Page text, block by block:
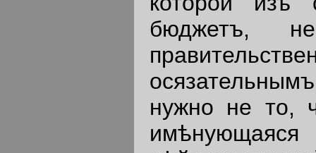
бюджетъ,
нужно не то,